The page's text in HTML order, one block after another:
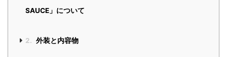
SAUCE」について
2. 外装と内容物